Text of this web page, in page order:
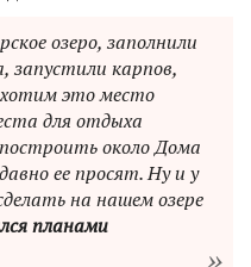
озеро, заполнили
запустили карпов,
это место
для отдыха
около Дома
ее просят. Ну и у
на нашем озере
планами